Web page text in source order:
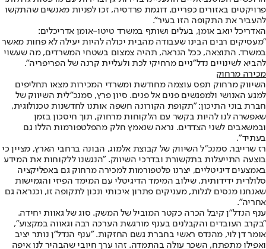
פרויקטים באזורים כפריים, דוגמת פרדסיה, זכו לפניות מאנשים שהתקשו
להעביר את התקופה הזו בעיר".
האדריכל יואב אומן, בעלים ושותף במשרד טיטו-אומן אדריכלים:
"מעסיקים רבים הבינו שעבודה מהבית יכולה להיות יעילה לא פחות מאשר
במשרד. התוצאה, ככל הנראה, תהיה צמצום בשטחי המשרדים, מה שעשוי
להביא לשינויים נדל"ניים מרחיקי לכת ולעליית קרנה של הפריפריה".
מכירה מרחוק
השיווק מרחוק תפס עוצמה מחודשת ומשרדי המכירות מצאו תחליפים
למגע האנושי ולמפגשים פנים אל פנים. סיון פרץ, סמנכ"לית השיווק של
חברת בוני התיכון: "תקופת הקורונה חשפה אותנו לחדשנות טכנולוגית,
שאפשרה לנו להיות בקשר עם הלקוחות מרחוק, תוך חיסכון בזמן
ובמשאבים לשני הצדדים. נראה שנאמץ חלק מהפלטפורמות הללו גם
בעתיד".
רז שרייבר, סמנכ"ל השיווק של קבוצת אלמוג, הבונה ברחבי הארץ, מציין כי
בוצעה התייעלות בתקשורת ובדרכי השיווק. "הנגשנו ללקוחות את המידע
באמצעים דיגיטליים, יצרנו פלטפורמות למכירה מרחוק גם באפליקציה
סלולרית ידידותית. שילוב המימד הדיגיטלי עם המימד הפיזי והגמישות
שאנחנו מנסים לגלות, מעניקים פתרון איכותי ונכון לתקופה זו, וכנראה גם
אחריה״.
ענף הנדל״ן קיבל הכרה כקטר המוביל של המשק. סוג של גאוות יחידה.
"בקרב העובדים והקבלנים בענף מורגשת הערכה רבה וגאווה במקצוע״,
אומר דן לוי, מהנדס ראשי בחברת גשם החזקות. ״ענף הנדל"ן נותר יציב
ואפילו מתפתח, השכר עולה בהתמדה. זהו ערך חיובי שהבהיר לנו איפה